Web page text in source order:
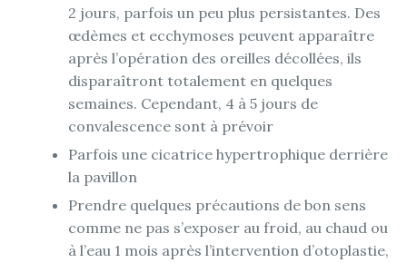
2 jours, parfois un peu plus persistantes. Des
œdèmes et ecchymoses peuvent apparaître
après l’opération des oreilles décollées, ils
disparaîtront totalement en quelques
semaines. Cependant, 4 à 5 jours de
convalescence sont à prévoir
Parfois une cicatrice hypertrophique derrière
la pavillon
Prendre quelques précautions de bon sens
comme ne pas s’exposer au froid, au chaud ou
à l’eau 1 mois après l’intervention d’otoplastie,